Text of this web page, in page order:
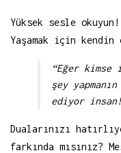
Yüksek sesle okuyun!
Yaşamak için kendin
“Eğer
şey
ediyor
Dualarınızı
farkında mısınız?